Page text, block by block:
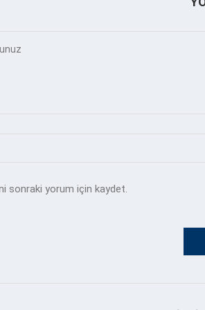
sonraki yorum için kaydet.